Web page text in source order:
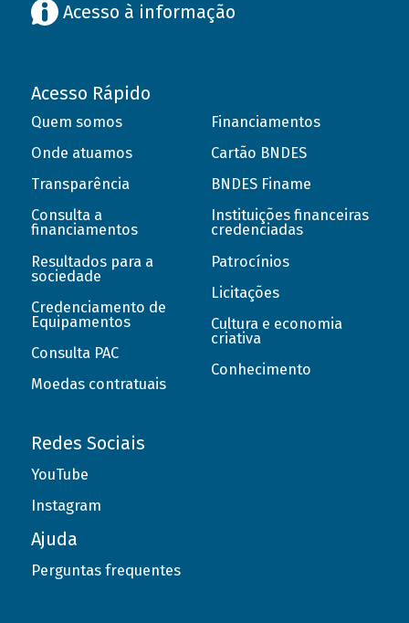
Acesso à informação
Acesso Rápido
Quem somos
Onde atuamos
Transparência
Consulta a
financiamentos
Resultados para a
sociedade
Credenciamento de
Equipamentos
Consulta PAC
Moedas contratuais
Financiamentos
Cartão BNDES
BNDES Finame
Instituições financeiras
credenciadas
Patrocínios
Licitações
Cultura e economia
criativa
Conhecimento
Redes Sociais
YouTube
Instagram
Ajuda
Perguntas frequentes